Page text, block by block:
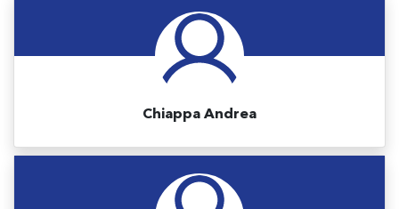
Chiappa Andrea